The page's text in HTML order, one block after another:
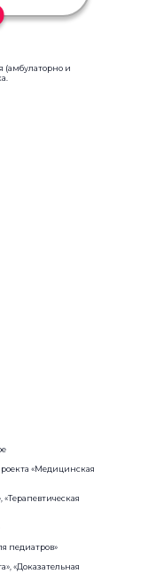
(амбулаторно и
«Медицинская
педиатров»
«Доказательная